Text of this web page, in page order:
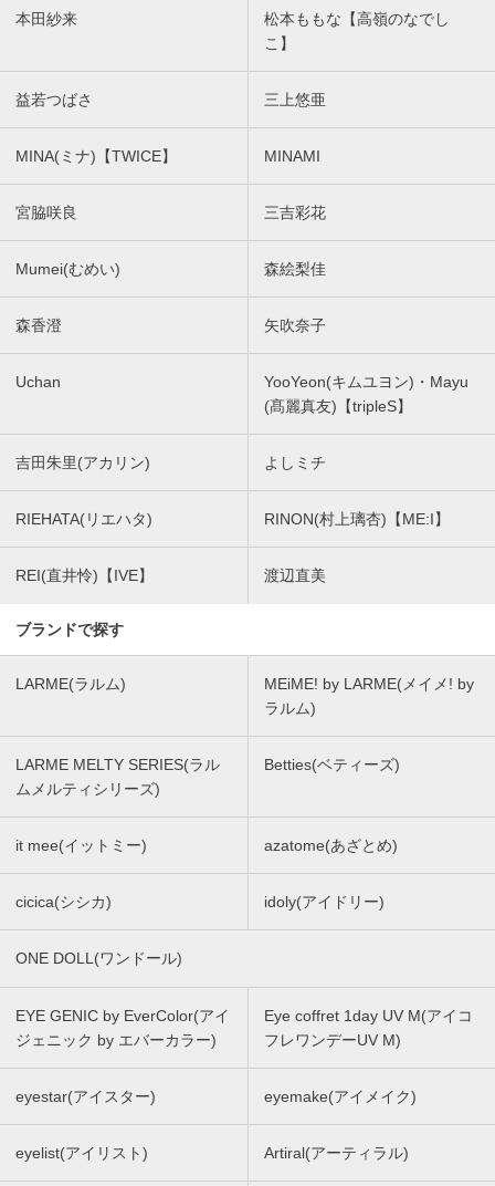
本田紗来
松本ももな【高嶺のなでし
こ】
益若つばさ 三上悠亜
MINA(ミナ)【TWICE】 MINAMI
宮脇咲良 三吉彩花
Mumei(むめい) 森絵梨佳
森香澄 矢吹奈子
Uchan
YooYeon(キムユヨン)・Mayu
(髙麗真友)【tripleS】
吉田朱里(アカリン) よしミチ
RIEHATA(リエハタ) RINON(村上璃杏)【ME:I】
REI(直井怜)【IVE】 渡辺直美
ブランドで探す
LARME(ラルム)
MEiME! by LARME(メイメ! by
ラルム)
LARME MELTY SERIES(ラル
ムメルティシリーズ)
Betties(ベティーズ)
it mee(イットミー) azatome(あざとめ)
cicica(シシカ) idoly(アイドリー)
ONE DOLL(ワンドール)
EYE GENIC by EverColor(アイ
ジェニック by エバーカラー)
Eye coffret 1day UV M(アイコ
フレワンデーUV M)
eyestar(アイスター) eyemake(アイメイク)
eyelist(アイリスト) Artiral(アーティラル)